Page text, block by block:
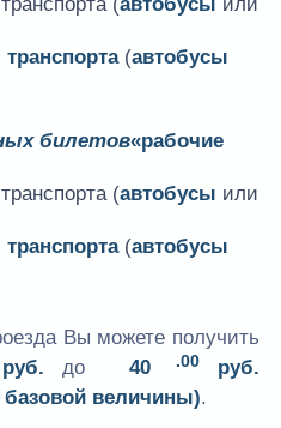
(автобусы или
(автобусы
билетов«рабочие
(автобусы или
(автобусы
Вы можете получить
до 40 .00руб.
базовой величины).